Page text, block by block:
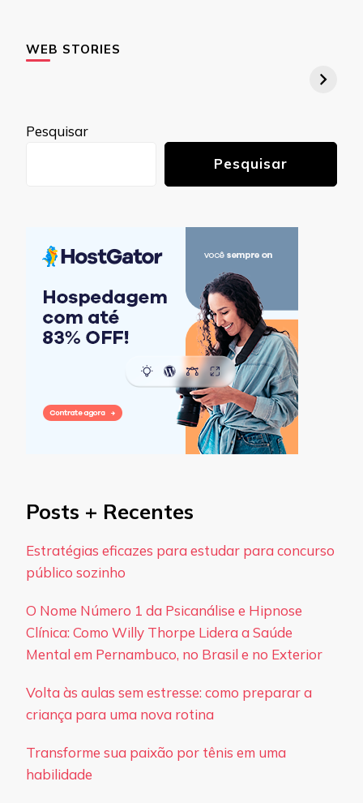
WEB STORIES
Pesquisar
Pesquisar
Posts + Recentes
Estratégias eficazes para estudar para concurso
público sozinho
O Nome Número 1 da Psicanálise e Hipnose
Clínica: Como Willy Thorpe Lidera a Saúde
Mental em Pernambuco, no Brasil e no Exterior
Volta às aulas sem estresse: como preparar a
criança para uma nova rotina
Transforme sua paixão por tênis em uma
habilidade